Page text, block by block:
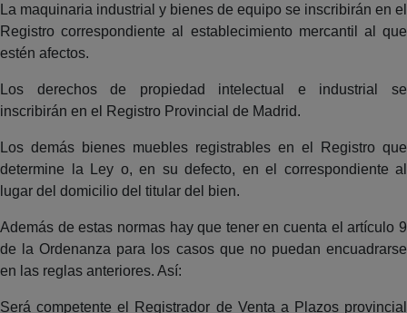
La maquinaria industrial y bienes de equipo se inscribirán en el
Registro correspondiente al establecimiento mercantil al que
estén afectos.
Los derechos de propiedad intelectual e industrial se
inscribirán en el Registro Provincial de Madrid.
Los demás bienes muebles registrables en el Registro que
determine la Ley o, en su defecto, en el correspondiente al
lugar del domicilio del titular del bien.
Además de estas normas hay que tener en cuenta el artículo 9
de la Ordenanza para los casos que no puedan encuadrarse
en las reglas anteriores. Así:
Será competente el Registrador de Venta a Plazos provincial